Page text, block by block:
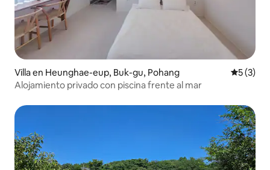
Villa en Heunghae-eup, Buk-gu, Pohang
5 (3)
Alojamiento privado con piscina frente al mar